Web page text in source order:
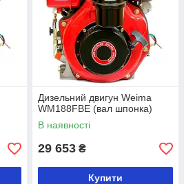
Дизельний двигун Weima
WM188FBE (вал шпонка)
В наявності
29 653 ₴
Купити